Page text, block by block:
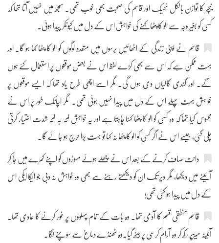
نیچر کا توازن بالکل ٹھیک اور قاسم کی صحبت بھی خوب تھی۔ سمجھ میں نہیں آتا تھا کہ
کسی کو بغیر وجہ سے الو کا پٹھا کہنے کی خواہش اس کے دل میں کیونکر پیدا ہوئی۔
قاسم نے اپنی زندگی کے اٹھائیس برسوں میں متعدد لوگوں کو الو کا پٹھا کہا ہو گا۔ اور
بہت ممکن ہے کہ اس سے بھی کڑے لفظ اس نے بعض موقعوں پر استعمال کئے ہوں
گے۔ اور گندی گالیاں دی ہوں گی۔ مگر اسے اچھی طرح یاد تھا کہ ایسے موقعوں پر
خواہش بہت پہلے اس کے دل میں پیدا نہیں ہوئی تھی۔ مگر اچانک طور پر اس نے
محسوس کیا تھا کہ وہ کسی کو الو کا پٹھا کہنا چاہتا ہے اور یہ خواہش لمحہ بہ لمحہ شدت اختیار کرتی
چلی گئی، جیسے اس نے اگر کسی کو الو کا پٹھا نہ کہا تو بہت بڑا حرج ہو جائے گا۔
دانت صاف کرنے کے بعد اس نے چھلے ہوئے مسوڑوں کو اپنے کمرے میں جا کر
آئینے میں دیکھا، مگر دیر تک ان کو دیکھتے رہنے سے بھی وہ خواہش نہ دبی جو ایکا ایکی اس
کے دل میں پیدا ہو گئی تھی!
قاسم منطقی قسم کا آدمی تھا۔ وہ بات کے تمام پہلوؤں پر غور کرنے کا عادی تھا۔
آئینہ میزپر رکھ کر وہ آرام کرسی پر بیٹھ گیا۔وہ ٹھنڈے دماغ سے سوچنے لگا۔